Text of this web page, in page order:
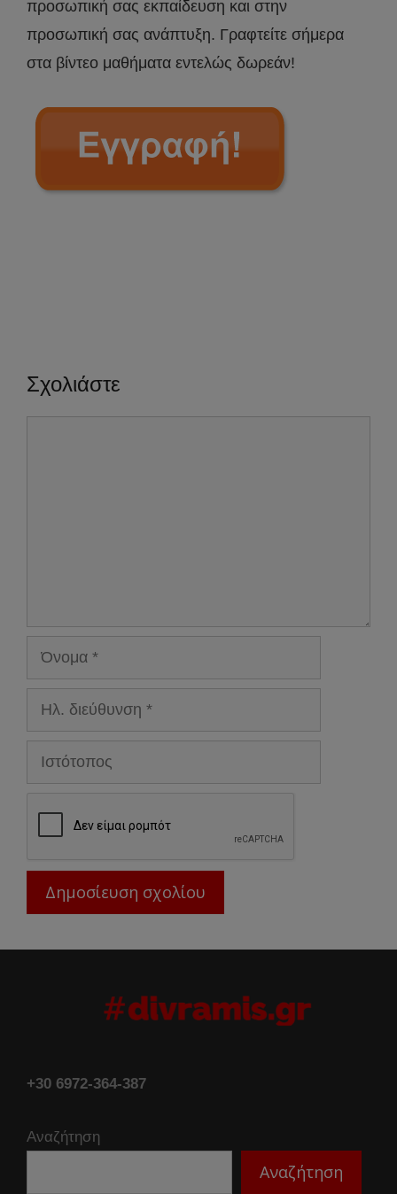
προσωπική σας εκπαίδευση και στην
προσωπική σας ανάπτυξη. Γραφτείτε σήμερα
στα βίντεο μαθήματα εντελώς δωρεάν!
Σχολιάστε
Όνομα
Ηλ.
διεύθυνση
Ιστότοπος
+30 6972-364-387
Αναζήτηση
Αναζήτηση